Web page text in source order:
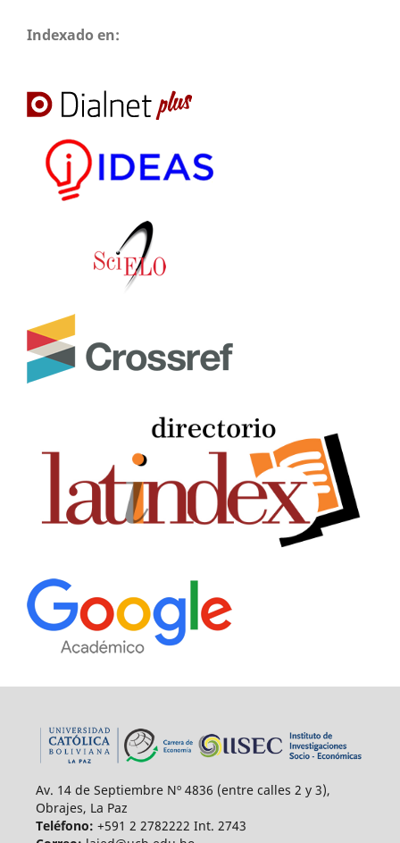
Indexado en:
Av. 14 de Septiembre Nº 4836 (entre calles 2 y 3),
Obrajes, La Paz
Teléfono: +591 2 2782222 Int. 2743